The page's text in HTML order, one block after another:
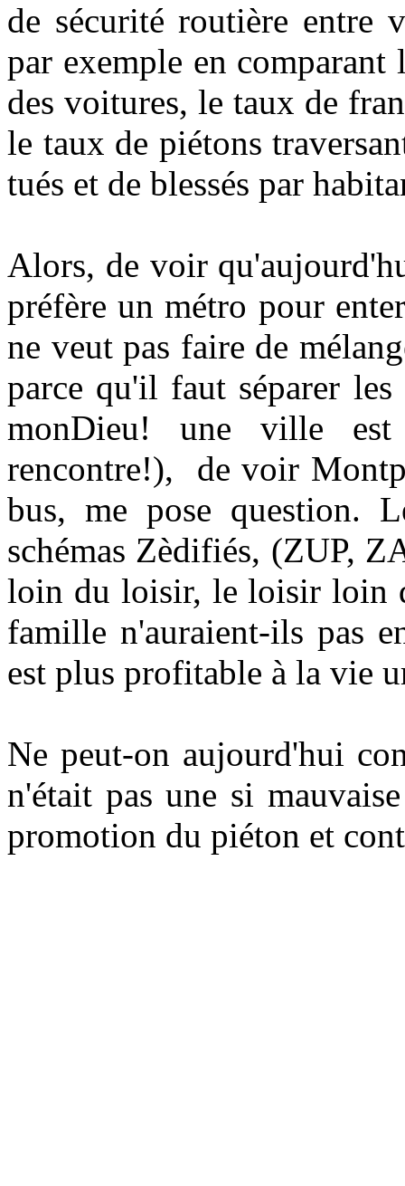
de sécurité routière entre
par exemple en comparant
des voitures, le taux de
le taux de piétons
tués et de blessés par
Alors, de voir
préfère un métro pour
ne veut pas faire de
parce qu'il faut séparer
monDieu! une ville
rencontre!),
de voir
bus, me pose question.
schémas Zèdifiés, (ZUP,
loin du loisir, le loisir loin
famille n'auraient-ils pas
est plus profitable à la vie
Ne peut-on aujourd'hui
n'était pas une si
promotion du piéton et